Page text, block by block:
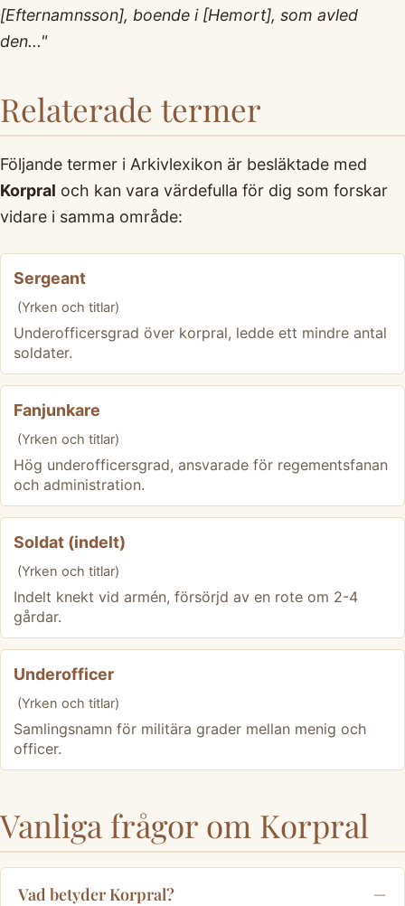
[Efternamnsson], boende i [Hemort], som avled
den..."
Relaterade termer
Följande termer i Arkivlexikon är besläktade med
Korpral och kan vara värdefulla för dig som forskar
vidare i samma område:
Sergeant
(Yrken och titlar)
Underofficersgrad över korpral, ledde ett mindre antal
soldater.
Fanjunkare
(Yrken och titlar)
Hög underofficersgrad, ansvarade för regementsfanan
och administration.
Soldat (indelt)
(Yrken och titlar)
Indelt knekt vid armén, försörjd av en rote om 2-4
gårdar.
Underofficer
(Yrken och titlar)
Samlingsnamn för militära grader mellan menig och
officer.
Vanliga frågor om Korpral
Vad betyder Korpral?